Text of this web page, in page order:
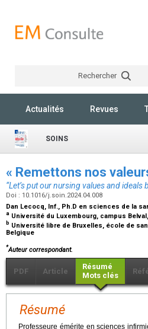
Rechercher
Actualités Revues
SOINS
« Remettons nos
“Let’s put our nursing values and ideals
Doi : 10.1016/j.soin.2024.04.008
Dan Lecocq, Inf., Ph.D en sciences de la
a Université du Luxembourg, campus
b Université libre de Bruxelles, école de
Belgique
*Auteur correspondant.
PDF Article
Résumé
Mots clés
Résumé
Professeure émérite en sciences